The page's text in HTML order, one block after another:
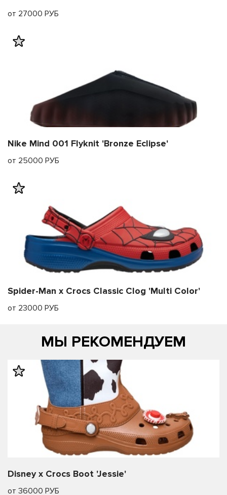
от 27000 РУБ
Nike Mind 001 Flyknit 'Bronze Eclipse'
от 25000 РУБ
Spider-Man x Crocs Classic Clog 'Multi Color'
от 23000 РУБ
МЫ РЕКОМЕНДУЕМ
Disney x Crocs Boot 'Jessie'
от 36000 РУБ